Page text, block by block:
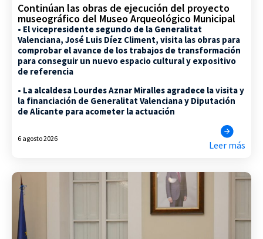
Continúan las obras de ejecución del proyecto
museográfico del Museo Arqueológico Municipal
• El vicepresidente segundo de la Generalitat
Valenciana, José Luis Díez Climent, visita las obras para
comprobar el avance de los trabajos de transformación
para conseguir un nuevo espacio cultural y expositivo
de referencia
• La alcaldesa Lourdes Aznar Miralles agradece la visita y
la financiación de Generalitat Valenciana y Diputación
de Alicante para acometer la actuación
6 agosto 2026
Leer más